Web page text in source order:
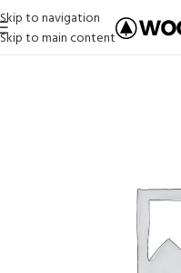
Skip to navigation
Skip to main content